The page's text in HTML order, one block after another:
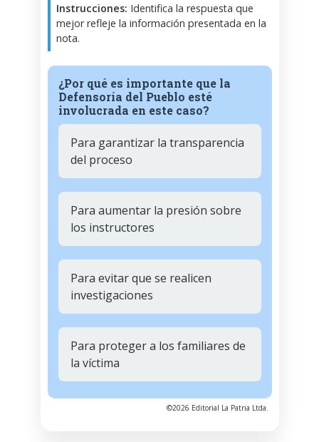
Instrucciones: Identifica la respuesta que
mejor refleje la información presentada en la
nota.
¿Por qué es importante que la
Defensoría del Pueblo esté
involucrada en este caso?
Para garantizar la transparencia
del proceso
Para aumentar la presión sobre
los instructores
Para evitar que se realicen
investigaciones
Para proteger a los familiares de
la víctima
©2026 Editorial La Patria Ltda.